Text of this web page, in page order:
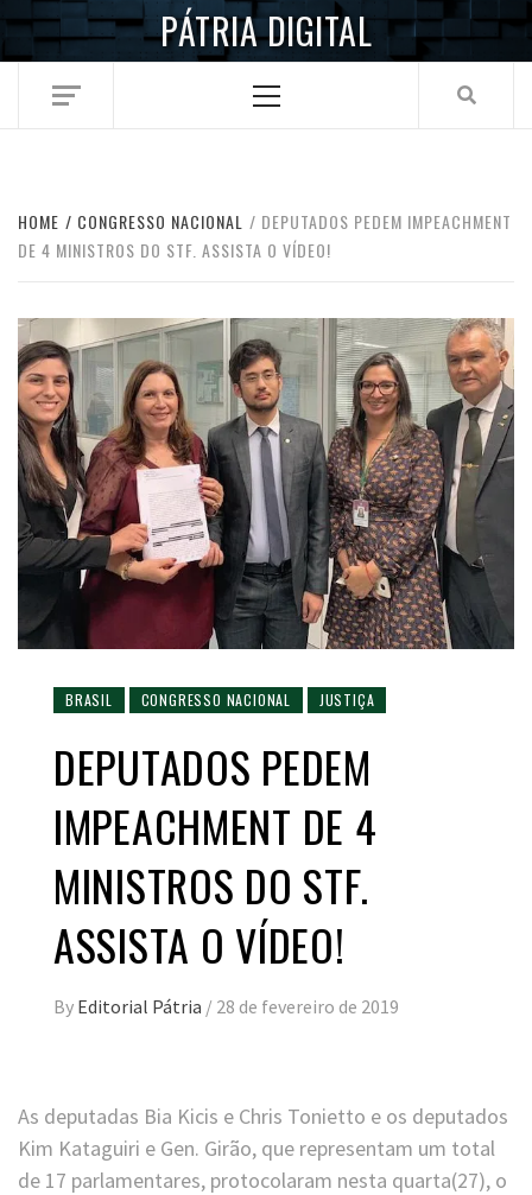
Skip
PÁTRIA DIGITAL
Menu
HOME CONGRESSO NACIONAL
DEPUTADOS PEDEM IMPEACHMENT
DE 4 MINISTROS DO STF. ASSISTA O VÍDEO!
BRASIL CONGRESSO NACIONAL JUSTIÇA
DEPUTADOS PEDEM
IMPEACHMENT DE 4
MINISTROS DO STF.
ASSISTA O VÍDEO!
By Editorial Pátria / 28 de fevereiro de 2019
As deputadas Bia Kicis e Chris Tonietto e os deputados
Kim Kataguiri e Gen. Girão, que representam um total
de 17 parlamentares, protocolaram nesta quarta(27), o